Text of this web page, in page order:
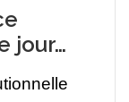
jour…